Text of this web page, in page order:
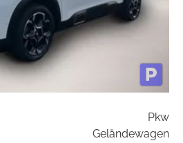
Pkw
Geländewagen